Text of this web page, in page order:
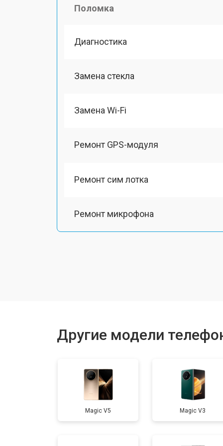
Поломка
Диагностика
Замена стекла
Замена Wi-Fi
Ремонт GPS-модуля
Ремонт сим лотка
Ремонт микрофона
Замена задней крышки
Замена дисплея (экрана)
Другие модели
Magic V5 Magic V3